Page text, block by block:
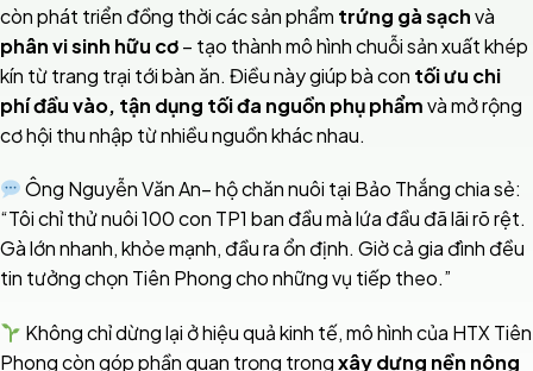
còn phát triển đồng thời các sản phẩm trứng gà sạchvà
phân vi sinh hữu cơ– tạo thành mô hình chuỗi sản xuất khép
kín từ trang trại tới bàn ăn. Điều này giúp bà con tối ưu chi
phí đầu vào, tận dụng tối đa nguồn phụ phẩmvà mở rộng
cơ hội thu nhập từ nhiều nguồn khác nhau.
Ông Nguyễn Văn An– hộ chăn nuôi tại Bảo Thắng chia sẻ:
“Tôi chỉ thử nuôi 100 con TP1 ban đầu mà lứa đầu đã lãi rõ rệt.
Gà lớn nhanh, khỏe mạnh, đầu ra ổn định. Giờ cả gia đình đều
tin tưởng chọn Tiên Phong cho những vụ tiếp theo.”
Không chỉ dừng lại ở hiệu quả kinh tế, mô hình của HTX Tiên
Phong còn góp phần quan trọng trongxây dựng nền nông